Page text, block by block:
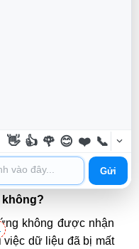
khắc phục lỗi PC
cần tắt máy tính, rút
rút các sợi cáp. Điều
đúng chiều và chắc
có thể tự thực hiện
đặc biệt, chỉ cần
dẫn. Tuy nhiên, nếu
có kinh nghiệm
chữa.
khi ổ cứng
không được nhận
việc dữ liệu đã bị mất
👋 👍 🌹 😊 ❤️ 📞
Gửi